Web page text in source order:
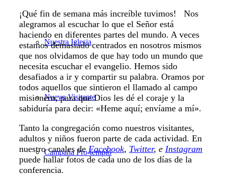
Nuestra Iglesia
Nuevo Visitante
Campaña Pro-templo
¡Qué fin de semana más increíble tuvimos! Nos
alegramos al escuchar lo que el Señor está
haciendo en diferentes partes del mundo. A veces
estamos demasiado centrados en nosotros mismos
que nos olvidamos de que hay todo un mundo que
necesita escuchar el evangelio. Hemos sido
desafiados a ir y compartir su palabra. Oramos por
todos aquellos que sintieron el llamado al campo
misionero, para que Dios les dé el coraje y la
sabiduría para decir: «Heme aquí; envíame a mí».
Tanto la congregación como nuestros visitantes,
adultos y niños fueron parte de cada actividad. En
nuestro canales deFacebook, Twitter, e Instagram
puede hallar fotos de cada uno de los días de la
conferencia.